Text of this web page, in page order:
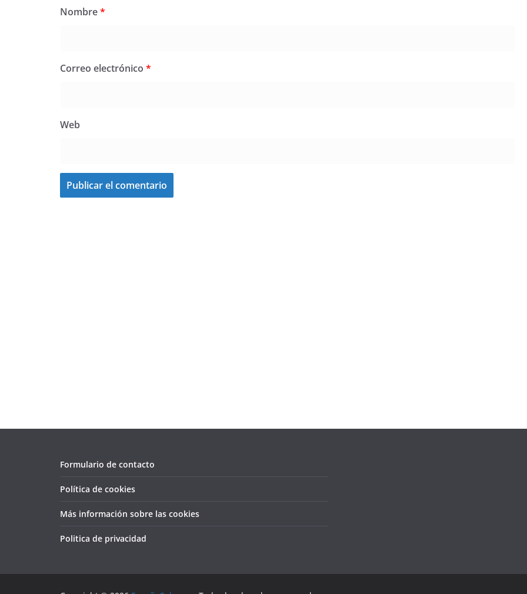
Nombre*
Correo electrónico *
Web
Formulario de contacto
Política de cookies
Más información sobre las cookies
Politica de privacidad